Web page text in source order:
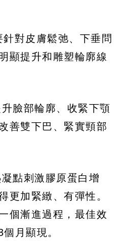
對皮膚鬆弛、下垂問
顯提升和雕塑輪廓線
臉部輪廓、收緊下顎
善雙下巴、緊實頸部
點刺激膠原蛋白增
更加緊緻、有彈性。
個漸進過程，最佳效
月顯現。